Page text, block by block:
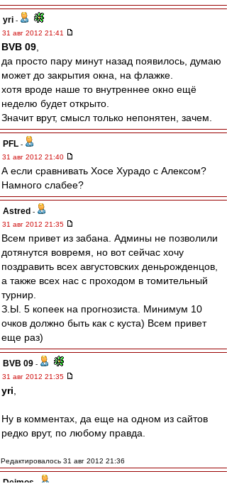
yri -
31 авг 2012 21:41
BVB 09
да просто пару минут назад появилось, думаю
может до закрытия окна, на флажке.
хотя вроде наше то внутреннее окно ещё
неделю будет открыто.
Значит врут, смысл только непонятен, зачем.
PFL -
31 авг 2012 21:40
А если сравнивать Хосе Хурадо с Алексом?
Намного слабее?
Astred -
31 авг 2012 21:35
Всем привет из забана. Админы не позволили
дотянутся вовремя, но вот сейчас хочу
поздравить всех августовских деньрожденцов,
а также всех нас с проходом в томительный
турнир.
З.Ы. 5 копеек на прогнозиста. Минимум 10
очков должно быть как с куста) Всем привет
еще раз)
BVB 09 -
31 авг 2012 21:35
yri
Ну в комментах, да еще на одном из сайтов
редко врут, по любому правда.
Редактировалось 31 авг 2012 21:36
Deimos